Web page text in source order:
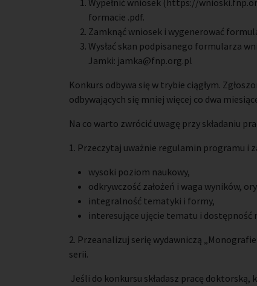
Wypełnić wniosek (https://
formacie .pdf.
Zamknąć wniosek i wygenerować
Wysłać skan podpisanego formularza
Jamki: jamka@fnp.org.pl
Konkurs odbywa się w trybie ciągłym.
odbywających się mniej więcej co dwa
Na co warto zwrócić uwagę przy składaniu
1. Przeczytaj uważnie regulamin programu i
wysoki poziom naukowy,
odkrywczość założeń i waga wyników,
integralność tematyki i formy,
interesujące ujęcie tematu i
2. Przeanalizuj serię wydawniczą
serii.
Jeśli do konkursu składasz pracę